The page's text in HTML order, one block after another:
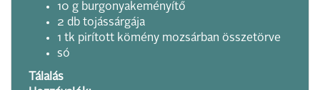
10 g burgonyakeményítő
2 db tojássárgája
1 tk pirított kömény mozsárban összetörve
só
Tálalás